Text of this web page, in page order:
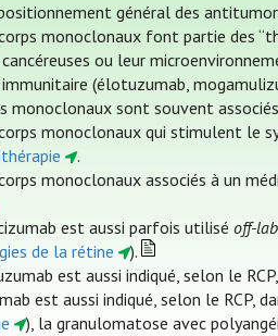
général des
monoclonaux font partie des
ou leur
(élotuzumab,
monoclonaux sont souvent
monoclonaux qui stimulent le
.
monoclonaux associés à un
est aussi parfois utiliséoff-
de la rétine
).
est aussi indiqué, selon le
est aussi indiqué, selon le RCP,
), la granulomatose avec